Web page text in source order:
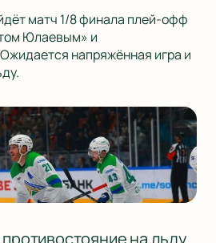
матч 1/8 финала плей-офф
Юлаевым» и
напряжённая игра и